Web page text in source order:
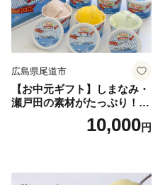
広島県尾道市
【お中元ギフト】しまなみ・
瀬戸田の素材がたっぷり！ジ
10,000円